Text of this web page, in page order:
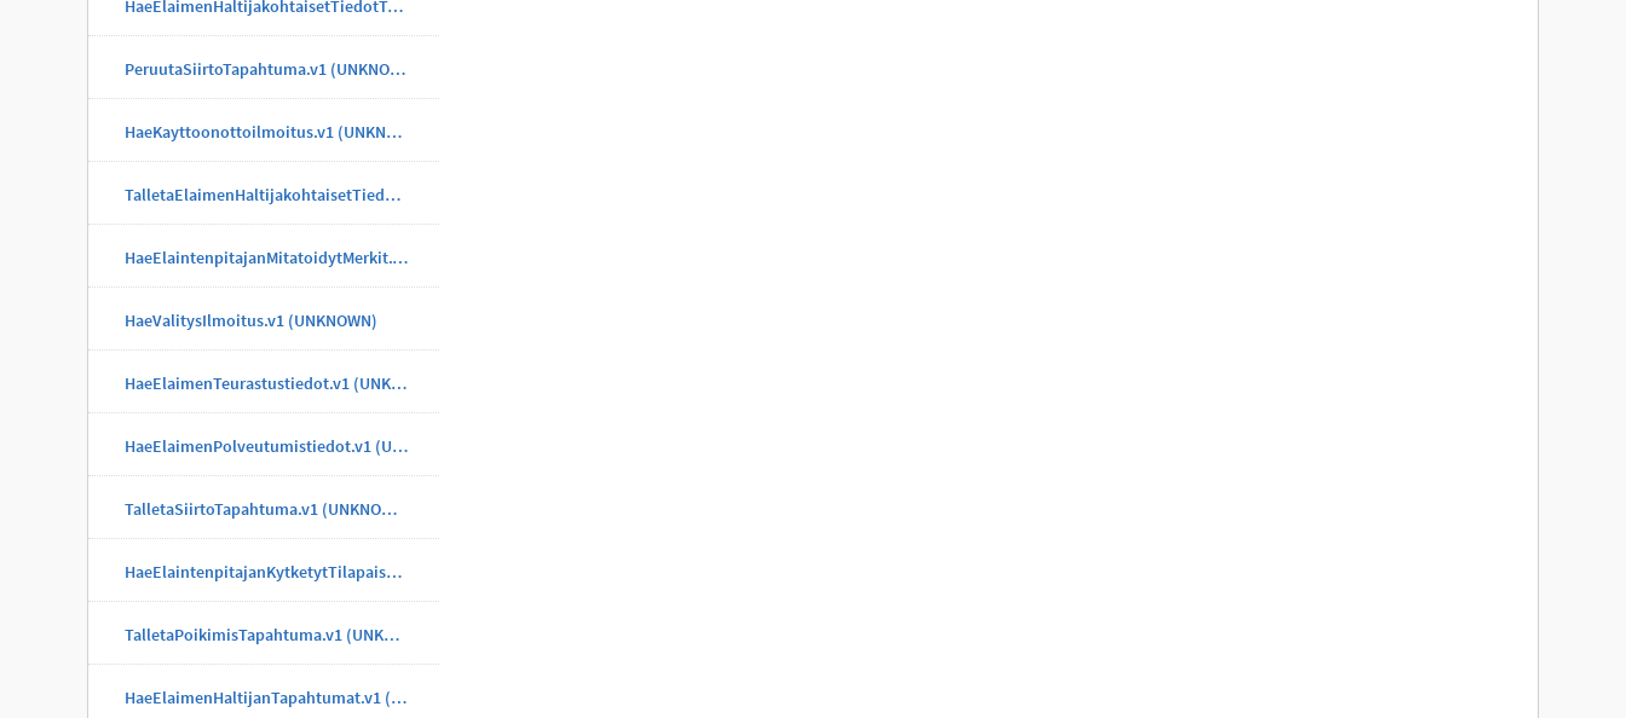
HaeElaimenHaltijakohtaisetTiedotTapahtuma.v1 (UNKNOWN)
PeruutaSiirtoTapahtuma.v1 (UNKNOWN)
HaeKayttoonottoilmoitus.v1 (UNKNOWN)
TalletaElaimenHaltijakohtaisetTiedotTapahtuma.v1 (UNKNOWN)
HaeElaintenpitajanMitatoidytMerkit.v1 (UNKNOWN)
HaeValitysIlmoitus.v1 (UNKNOWN)
HaeElaimenTeurastustiedot.v1 (UNKNOWN)
HaeElaimenPolveutumistiedot.v1 (UNKNOWN)
TalletaSiirtoTapahtuma.v1 (UNKNOWN)
HaeElaintenpitajanKytketytTilapaisMerkit.v1 (UNKNOWN)
TalletaPoikimisTapahtuma.v1 (UNKNOWN)
HaeElaimenHaltijanTapahtumat.v1 (UNKNOWN)